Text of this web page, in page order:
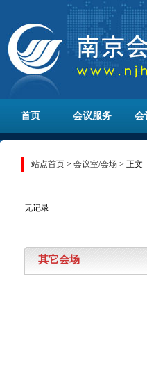
首页 会议服务 会
站点首页 > 会议室/会场 > 正文
无记录
其它会场